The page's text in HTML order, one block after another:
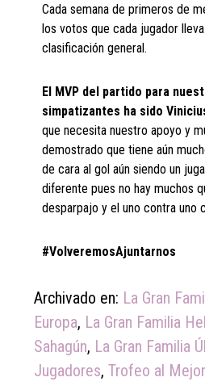
Cada semana de primeros de
los votos que cada jugador
clasificación general.
El MVP del partido para
simpatizantes ha sido
que necesita nuestro apoyo y
demostrado que tiene aún
de cara al gol aún siendo un
diferente pues no hay muchos
desparpajo y el uno contra uno
#VolveremosAjuntarnos
Archivado en: La Gran
Europa, La Gran Familia
Sahagún, La Gran Familia
Jugadores,Trofeo al